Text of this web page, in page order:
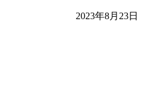
2023年8月23日